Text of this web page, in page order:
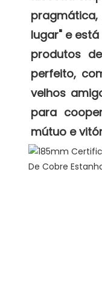
lugar" e
produtos
perfeito,
velhos
para